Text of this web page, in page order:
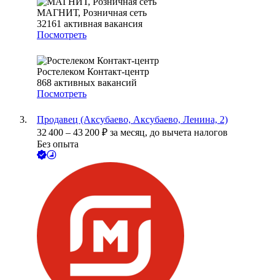
МАГНИТ, Розничная сеть
32161 активная вакансия
Посмотреть
Ростелеком Контакт-центр
868 активных вакансий
Посмотреть
Продавец (Аксубаево, Аксубаево, Ленина, 2)
32 400 – 43 200 ₽ за месяц, до вычета налогов
Без опыта